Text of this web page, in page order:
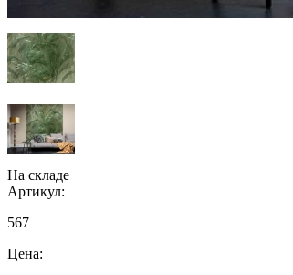
На складе
Артикул:
567
Цена: